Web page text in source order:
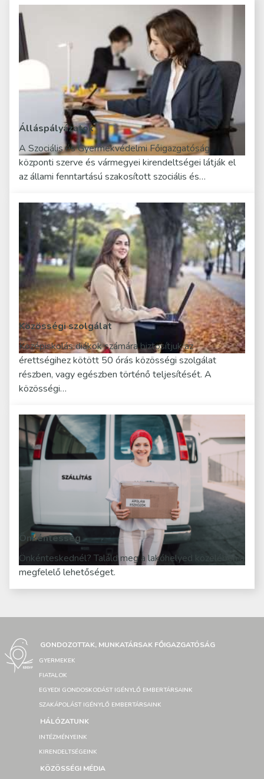
Álláspályázatok
A Szociális és Gyermekvédelmi Főigazgatóság
központi szerve és vármegyei kirendeltségei látják el
az állami fenntartású szakosított szociális és…
Közösségi szolgálat
Középiskolás diákok számára biztosítjuk az
érettségihez kötött 50 órás közösségi szolgálat
részben, vagy egészben történő teljesítését. A
közösségi…
Önkéntesség
Önkénteskednél? Találd meg a lakóhelyed közelében a
megfelelő lehetőséget.
GONDOZOTTAK, MUNKATÁRSAK FŐIGAZGATÓSÁG
GYERMEKEK
FIATALOK
EGYEDI GONDOSKODÁST IGÉNYLŐ EMBERTÁRSAINK
SZAKÁPOLÁST IGÉNYLŐ EMBERTÁRSAINK
HÁLÓZATUNK
INTÉZMÉNYEINK
KIRENDELTSÉGEINK
KÖZÖSSÉGI MÉDIA